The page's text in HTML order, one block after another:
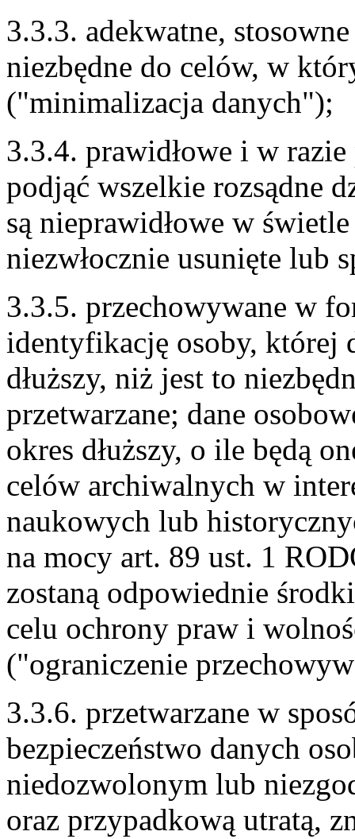
3.3.3. adekwatne,
niezbędne do celów, w
("minimalizacja danych");
3.3.4. prawidłowe i w
podjąć wszelkie rozsądne
są nieprawidłowe w
niezwłocznie usunięte lub
3.3.5. przechowywane w
identyfikację osoby, której
dłuższy, niż jest to
przetwarzane; dane
okres dłuższy, o ile będą
celów archiwalnych w
naukowych lub
na mocy art. 89 ust. 1
zostaną odpowiednie
celu ochrony praw i
("ograniczenie
3.3.6. przetwarzane w
bezpieczeństwo danych
niedozwolonym lub
oraz przypadkową utratą,